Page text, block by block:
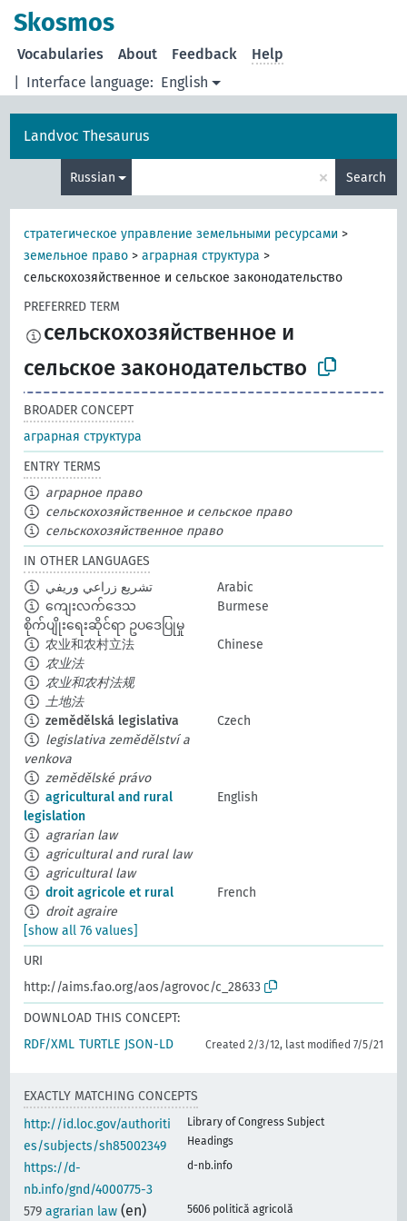
Skosmos
Interface language: English
Vocabularies About Feedback Help
Landvoc Thesaurus
Russian × Search
стратегическое управление земельными ресурсами >
земельное право >аграрная структура >
сельскохозяйственное и сельское законодательство
PREFERRED TERM
сельскохозяйственное и
сельское законодательство
BROADER CONCEPT
аграрная структура
ENTRY TERMS
аграрное право
сельскохозяйственное и сельское право
сельскохозяйственное право
IN OTHER LANGUAGES
تشريع زراعي وريفي
Arabic
ကျေးလက်ဒေသ
စိုက်ပျိုးရေးဆိုင်ရာ ဥပဒေပြုမှု
Burmese
农业和农村立法
Chinese
农业法
农业和农村法规
土地法
zemědělská legislativa
Czech
legislativa zemědělství a
venkova
zemědělské právo
agricultural and rural
legislation
English
agrarian law
agricultural and rural law
agricultural law
droit agricole et rural
French
droit agraire
[show all 76 values]
URI
http://aims.fao.org/aos/agrovoc/c_28633
DOWNLOAD THIS CONCEPT:
RDF/XML TURTLE JSON-LD Created 2/3/12, last modified 7/5/21
EXACTLY MATCHING CONCEPTS
http://id.loc.gov/authoriti
es/subjects/sh85002349
Library of Congress Subject
Headings
https://d-
nb.info/gnd/4000775-3
d-nb.info
579agrarian law (en) 5606 politică agricolă